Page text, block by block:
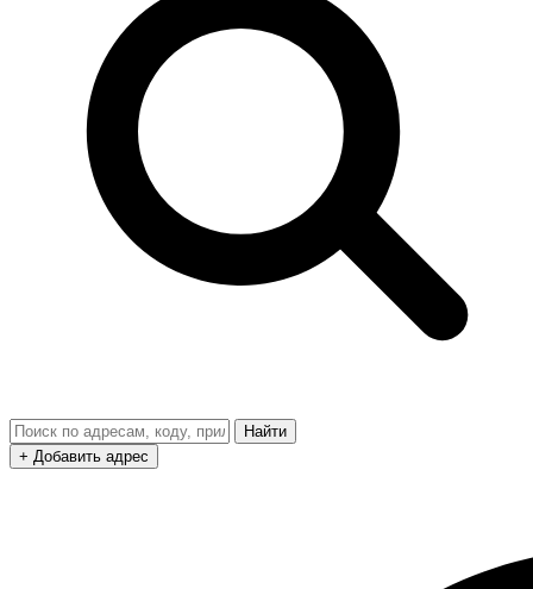
Найти
+ Добавить адрес